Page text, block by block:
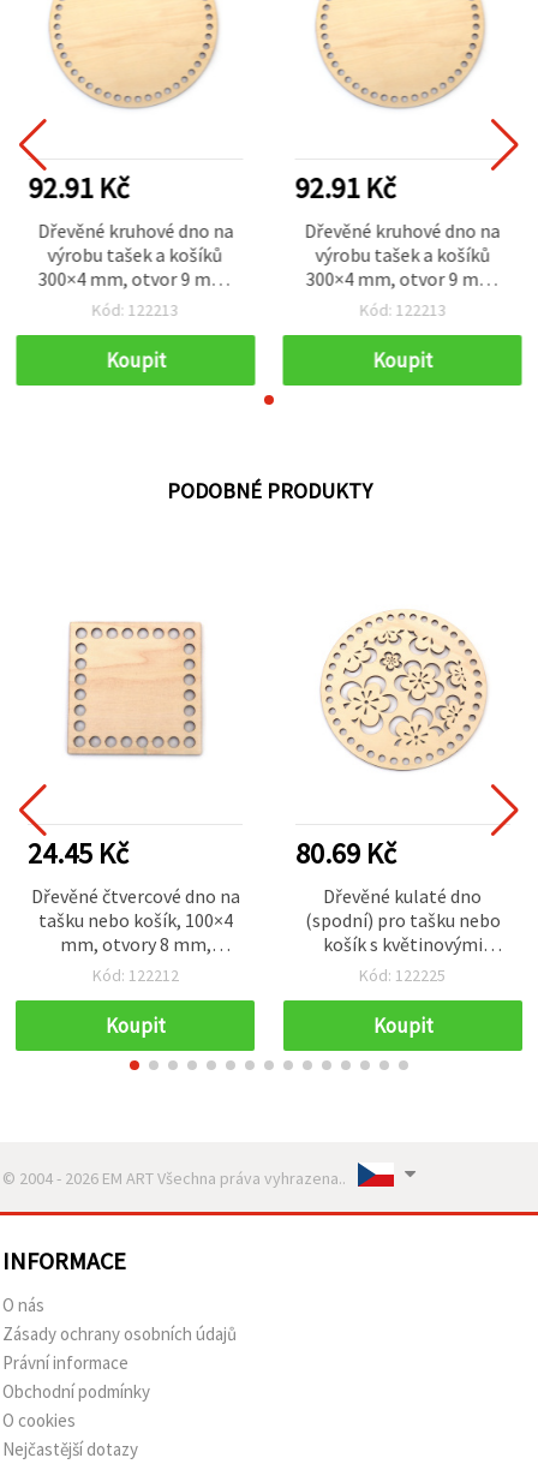
92.91 Kč
Dřevěné kruhové dno na
výrobu tašek a košíků
300×4 mm, otvor 9 mm,
přírodní
Kód: 122213
Koupit
92.91 Kč
Dřevěné kruhové dno na
výrobu tašek a košíků
300×4 mm, otvor 9 mm,
přírodní
Kód: 122213
Koupit
PODOBNÉ PRODUKTY
24.45 Kč
Dřevěné čtvercové dno na
tašku nebo košík, 100×4
mm, otvory 8 mm,
přírodní odstín
Kód: 122212
Koupit
80.69 Kč
Dřevěné kulaté dno
(spodní) pro tašku nebo
košík s květinovými
ornamenty, 200×4 mm,
barva dřeva
Kód: 122225
Koupit
© 2004 - 2026 EM ART Všechna práva vyhrazena..
INFORMACE
O nás
Zásady ochrany osobních údajů
Právní informace
Obchodní podmínky
O cookies
Nejčastější dotazy